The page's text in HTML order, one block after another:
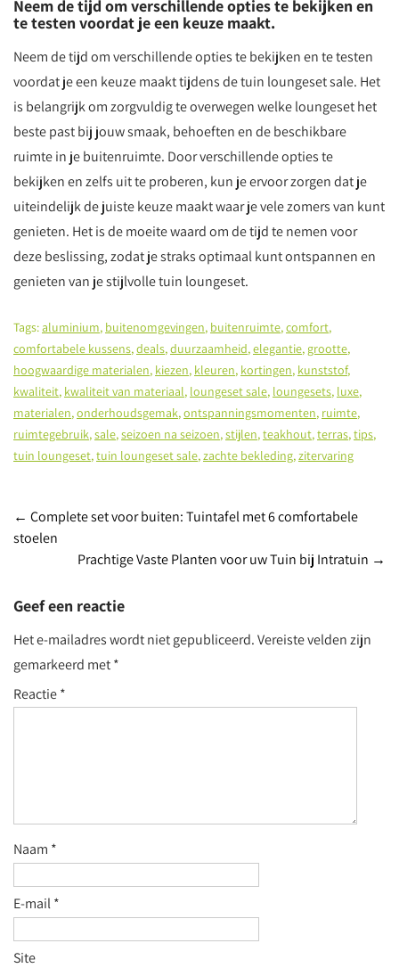
Neem de tijd om verschillende opties te bekijken en
te testen voordat je een keuze maakt.
Neem de tijd om verschillende opties te bekijken en te testen
voordat je een keuze maakt tijdens de tuin loungeset sale. Het
is belangrijk om zorgvuldig te overwegen welke loungeset het
beste past bij jouw smaak, behoeften en de beschikbare
ruimte in je buitenruimte. Door verschillende opties te
bekijken en zelfs uit te proberen, kun je ervoor zorgen dat je
uiteindelijk de juiste keuze maakt waar je vele zomers van kunt
genieten. Het is de moeite waard om de tijd te nemen voor
deze beslissing, zodat je straks optimaal kunt ontspannen en
genieten van je stijlvolle tuin loungeset.
Tags:aluminium, buitenomgevingen, buitenruimte,comfort,
comfortabele kussens,deals,duurzaamheid,elegantie, grootte,
hoogwaardige materialen, kiezen, kleuren, kortingen, kunststof,
kwaliteit, kwaliteit van materiaal, loungeset sale, loungesets, luxe,
materialen,onderhoudsgemak,ontspanningsmomenten, ruimte,
ruimtegebruik,sale,seizoen na seizoen,stijlen,teakhout,terras,tips,
tuin loungeset,tuin loungeset sale,zachte bekleding,zitervaring
Post
navigation
← Complete set voor buiten: Tuintafel met 6 comfortabele
stoelen
Prachtige Vaste Planten voor uw Tuin bij Intratuin →
Geef een reactie
Het e-mailadres wordt niet gepubliceerd.Vereiste velden zijn
gemarkeerd met*
Reactie*
Naam *
E-mail*
Site